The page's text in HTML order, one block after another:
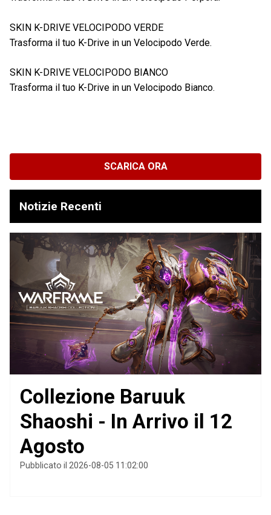
SKIN K-DRIVE VELOCIPODO VERDE
Trasforma il tuo K-Drive in un Velocipodo Verde.
SKIN K-DRIVE VELOCIPODO BIANCO
Trasforma il tuo K-Drive in un Velocipodo Bianco.
SCARICA ORA
Notizie Recenti
Collezione Baruuk
Shaoshi - In Arrivo il 12
Agosto
Pubblicato il 2026-08-05 11:02:00